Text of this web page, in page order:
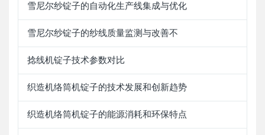
雪尼尔纱锭子的自动化生产线集成与优化
雪尼尔纱锭子的纱线质量监测与改善不
捻线机锭子技术参数对比
织造机络筒机锭子的技术发展和创新趋势
织造机络筒机锭子的能源消耗和环保特点